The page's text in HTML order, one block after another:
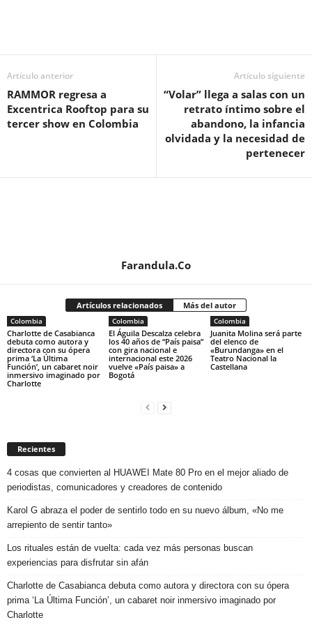
Artículo anterior
RAMMOR regresa a
Excentrica Rooftop para su
tercer show en Colombia
Artículo siguiente
“Volar” llega a salas con un
retrato íntimo sobre el
abandono, la infancia
olvidada y la necesidad de
pertenecer
Farandula.Co
Artículos relacionados Más del autor
Colombia
Charlotte de Casabianca
debuta como autora y
directora con su ópera
prima ‘La Última
Función’, un cabaret noir
inmersivo imaginado por
Charlotte
Colombia
El Águila Descalza celebra
los 40 años de “País paisa”
con gira nacional e
internacional este 2026
vuelve «País paisa» a
Bogotá
Colombia
Juanita Molina será parte
del elenco de
«Burundanga» en el
Teatro Nacional la
Castellana
Recientes
4 cosas que convierten al HUAWEI Mate 80 Pro en el mejor aliado de
periodistas, comunicadores y creadores de contenido
Karol G abraza el poder de sentirlo todo en su nuevo álbum, «No me
arrepiento de sentir tanto»
Los rituales están de vuelta: cada vez más personas buscan
experiencias para disfrutar sin afán
Charlotte de Casabianca debuta como autora y directora con su ópera
prima ‘La Última Función’, un cabaret noir inmersivo imaginado por
Charlotte